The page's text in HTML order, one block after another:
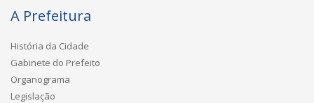
A Prefeitura
História da Cidade
Gabinete do Prefeito
Organograma
Legislação